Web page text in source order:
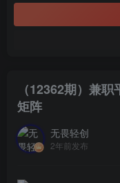
（12362期）兼
矩阵
无畏轻创
2年前发布